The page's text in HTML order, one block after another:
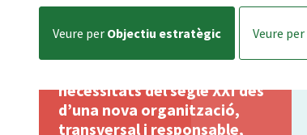
veure per Objectiu estratègic veure per
necessitats del segle XXI des
d’una nova organització,
transversal i responsable,